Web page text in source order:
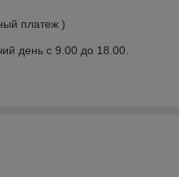
платеж )
день с 9.00 до 18.00.